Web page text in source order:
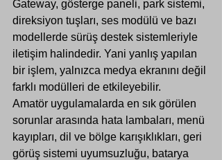
Gateway, gösterge paneli, park sistemi,
direksiyon tuşları, ses modülü ve bazı
modellerde sürüş destek sistemleriyle
iletişim halindedir. Yani yanlış yapılan
bir işlem, yalnızca medya ekranını değil
farklı modülleri de etkileyebilir.
Amatör uygulamalarda en sık görülen
sorunlar arasında hata lambaları, menü
kayıpları, dil ve bölge karışıklıkları, geri
görüş sistemi uyumsuzluğu, batarya